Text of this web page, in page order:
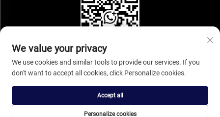
Urheberrecht © 2026 Ningbo Sihooz Furniture Industry And Trade Co., Ltd. Alle
Rechte vorbehalten. Datenschutzrichtlinie
We value your privacy
We use cookies and similar tools to provide our services. If you
don't want to accept all cookies, click Personalize cookies.
Personalize cookies
Accept all